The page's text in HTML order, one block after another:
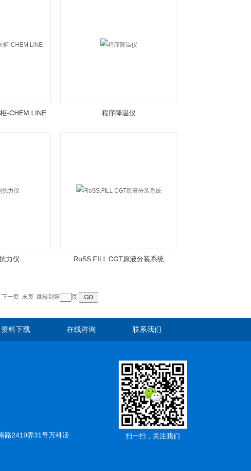
-CHEM LINE 程序降温仪
力仪 RoSS.FILL CGT原液分装系统
下一页 末页 跳转到第 页
资料下载 在线咨询 联系我们
路2419弄31号万科活
扫一扫，关注我们